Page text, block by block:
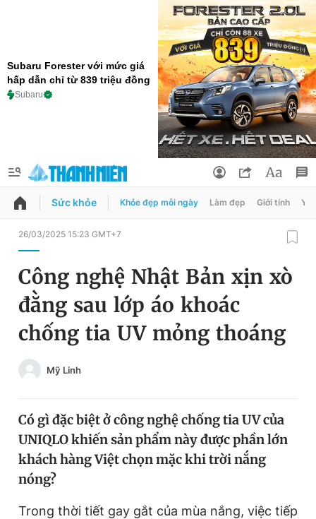
Subaru Forester với mức giá
hấp dẫn chỉ từ 839 triệu đồng
Subaru
QUẢNG CÁO ĐẶT BÁO
Chuyên mục
Chuyên mục khác
Chào ngày mới
Tin 360
Video Magazine
Sản phẩm khác
Đổi mật khẩu
Tin đã lưu
Tin đã xem
Sức khỏe Khỏe đẹp mỗi ngày Làm đẹp Giới tính Y
26/03/2025 15:23 GMT+7
Công nghệ Nhật Bản xịn xò
đằng sau lớp áo khoác
chống tia UV mỏng thoáng
Mỹ Linh
Có gì đặc biệt ở công nghệ chống tia UV của
UNIQLO khiến sản phẩm này được phần lớn
khách hàng Việt chọn mặc khi trời nắng
nóng?
Trong thời tiết gay gắt của mùa nắng, việc tiếp